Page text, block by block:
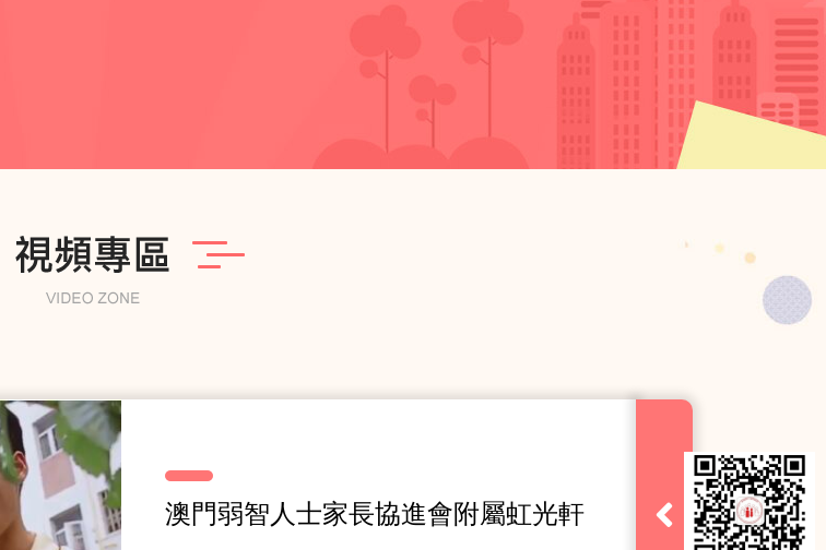
澳門弱智人士家長協進會附屬虹光軒